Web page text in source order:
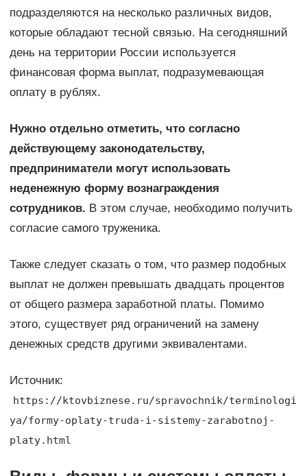
подразделяются на несколько различных видов,
которые обладают тесной связью. На сегодняшний
день на территории России используется
финансовая форма выплат, подразумевающая
оплату в рублях.
Нужно отдельно отметить, что согласно
действующему законодательству,
предприниматели могут использовать
неденежную форму вознаграждения
сотрудников. В этом случае, необходимо получить
согласие самого труженика.
Также следует сказать о том, что размер подобных
выплат не должен превышать двадцать процентов
от общего размера заработной платы. Помимо
этого, существует ряд ограничений на замену
денежных средств другими эквивалентами.
Источник:
https://ktovbiznese.ru/spravochnik/terminologi
ya/formy-oplaty-truda-i-sistemy-zarabotnoj-
platy.html